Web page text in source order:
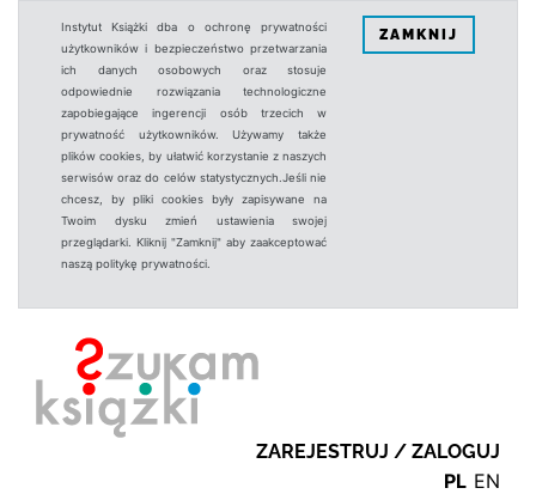
Instytut Książki dba o ochronę prywatności
użytkowników i bezpieczeństwo przetwarzania
ich danych osobowych oraz stosuje
odpowiednie rozwiązania technologiczne
zapobiegające ingerencji osób trzecich w
prywatność użytkowników. Używamy także
plików cookies, by ułatwić korzystanie z naszych
serwisów oraz do celów statystycznych.Jeśli nie
chcesz, by pliki cookies były zapisywane na
Twoim dysku zmień ustawienia swojej
przeglądarki. Kliknij "Zamknij" aby zaakceptować
naszą politykę prywatności.
ZAMKNIJ
ZAREJESTRUJ / ZALOGUJ
PL EN